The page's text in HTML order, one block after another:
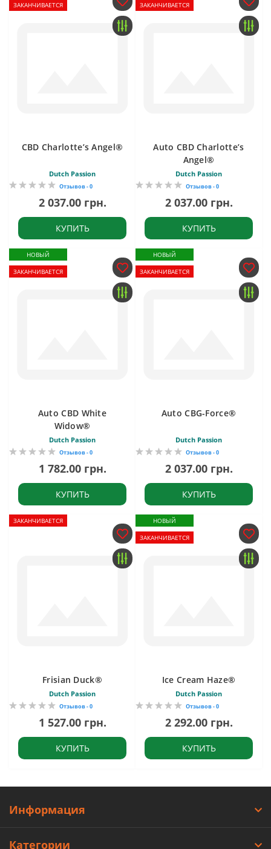
ЗАКАНЧИВАЕТСЯ
CBD Charlotte’s Angel®
Dutch Passion
Отзывов - 0
2 037.00 грн.
КУПИТЬ
ЗАКАНЧИВАЕТСЯ
Auto CBD Charlotte’s
Angel®
Dutch Passion
Отзывов - 0
2 037.00 грн.
КУПИТЬ
НОВЫЙ
ЗАКАНЧИВАЕТСЯ
Auto CBD White
Widow®
Dutch Passion
Отзывов - 0
1 782.00 грн.
КУПИТЬ
НОВЫЙ
ЗАКАНЧИВАЕТСЯ
Auto CBG-Force®
Dutch Passion
Отзывов - 0
2 037.00 грн.
КУПИТЬ
ЗАКАНЧИВАЕТСЯ
Frisian Duck®
Dutch Passion
Отзывов - 0
1 527.00 грн.
КУПИТЬ
НОВЫЙ
ЗАКАНЧИВАЕТСЯ
Ice Cream Haze®
Dutch Passion
Отзывов - 0
2 292.00 грн.
КУПИТЬ
Информация
Категории